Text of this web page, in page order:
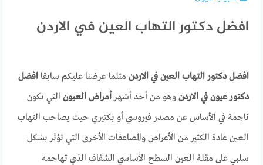
افضل دكتور التهاب العين في الاردن
افضل دكتور التهاب العين في الاردن مثلما عرضنا عليكم سابقاافضل
دكتور عيون في الاردن وهو من أحد أشهرأمراض العيون التي تكون
ناجمة في الأساس عن مصدر فيروسي أو بكتيري حيث يصاحب التهاب
العين عادة الكثير من الأعراض والمضاعفات الأخرى التي تؤثر بشكل
سلبي على مقلة العين السطح الأساسي الشفاف الذي تهاجمه